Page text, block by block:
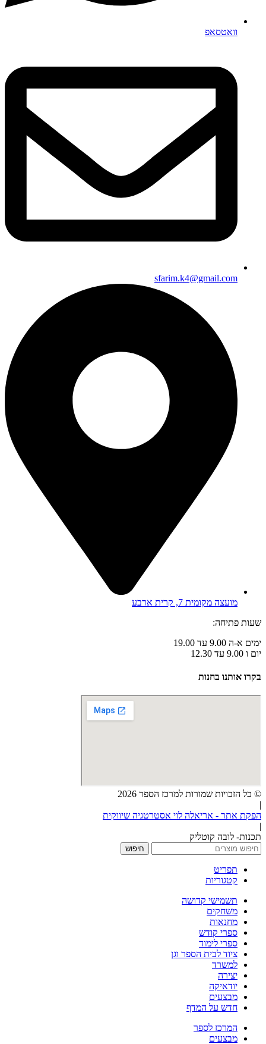
וואטסאפ
sfarim.k4@gmail.com
מועצה מקומית 7, קרית ארבע
שעות פתיחה:
ימים א-ה 9.00 עד 19.00
יום ו 9.00 עד 12.30
בקרו אותנו בחנות
© כל הזכויות שמורות למרכז הספר 2026
|
הפקת אתר - אריאלה לוי אסטרטגיה שיווקית
|
תכנות- לובה קוטליק
חיפוש
תפריט
קטגוריות
תשמישי קדושה
משחקים
מחנאות
ספרי קודש
ספרי לימוד
ציוד לבית הספר וגן
למשרד
יצירה
יודאיקה
מבצעים
חדש על המדף
המרכז לספר
מבצעים